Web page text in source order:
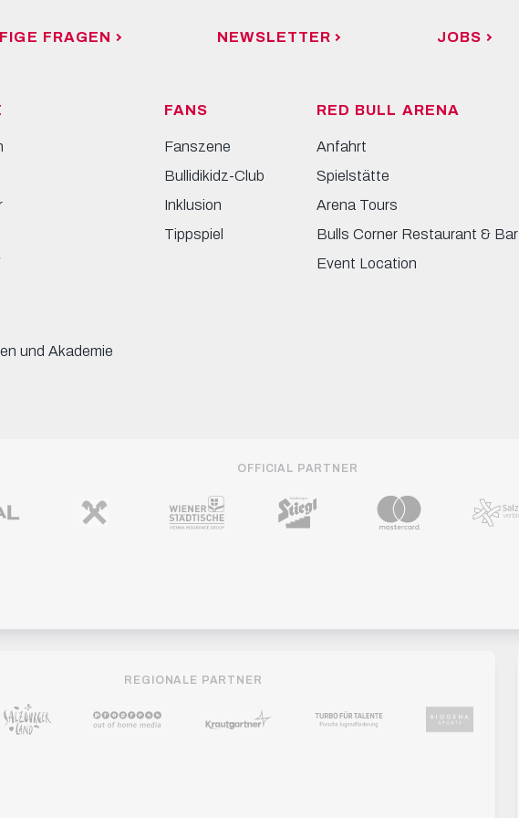
FRAGEN NEWSLETTER JOBS
und Akademie
FANS
Fanszene
Bullidikidz-Club
Inklusion
Tippspiel
RED BULL ARENA
Anfahrt
Spielstätte
Arena Tours
Bulls Corner Restaurant & Bar
Event Location
OFFICIAL PARTNER
REGIONALE PARTNER